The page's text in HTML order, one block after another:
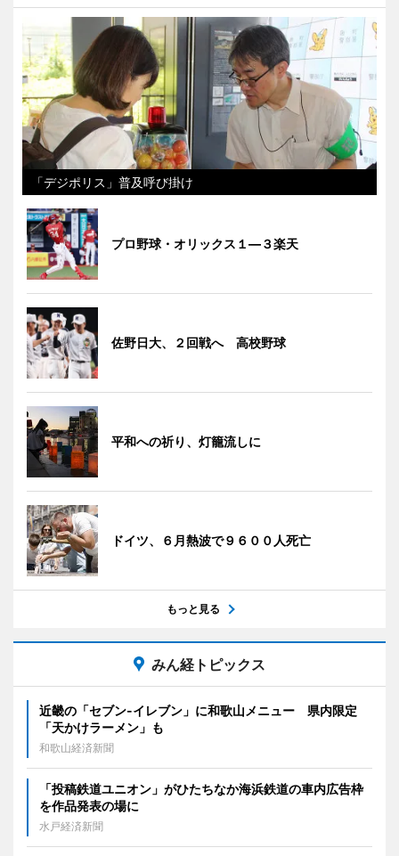
「デジポリス」普及呼び掛け
プロ野球・オリックス１―３楽天
佐野日大、２回戦へ 高校野球
平和への祈り、灯籠流しに
ドイツ、６月熱波で９６００人死亡
もっと見る
みん経トピックス
近畿の「セブン-イレブン」に和歌山メニュー 県内限定
「天かけラーメン」も
和歌山経済新聞
「投稿鉄道ユニオン」がひたちなか海浜鉄道の車内広告枠
を作品発表の場に
水戸経済新聞